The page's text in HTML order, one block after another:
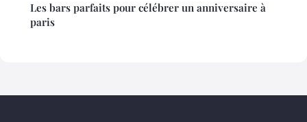
Les bars parfaits pour célébrer un anniversaire à
paris